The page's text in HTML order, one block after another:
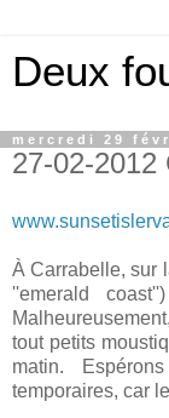
Deux
mercredi 29
27-02-2012
À Carrabelle, sur
''emerald
tout petits
matin.
temporaires, car